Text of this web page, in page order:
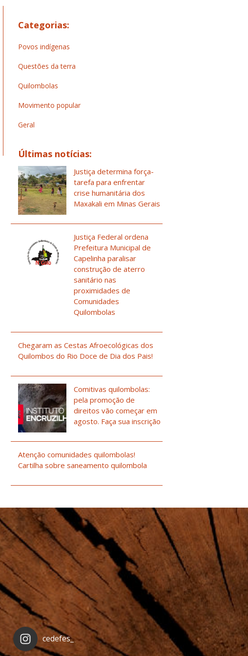
Categorias:
Povos indígenas
Questões da terra
Quilombolas
Movimento popular
Geral
Últimas notícias:
Justiça determina força-
tarefa para enfrentar
crise humanitária dos
Maxakali em Minas Gerais
Justiça Federal ordena
Prefeitura Municipal de
Capelinha paralisar
construção de aterro
sanitário nas
proximidades de
Comunidades
Quilombolas
Chegaram as Cestas Afroecológicas dos
Quilombos do Rio Doce de Dia dos Pais!
Comitivas quilombolas:
pela promoção de
direitos vão começar em
agosto. Faça sua inscrição
Atenção comunidades quilombolas!
Cartilha sobre saneamento quilombola
cedefes_